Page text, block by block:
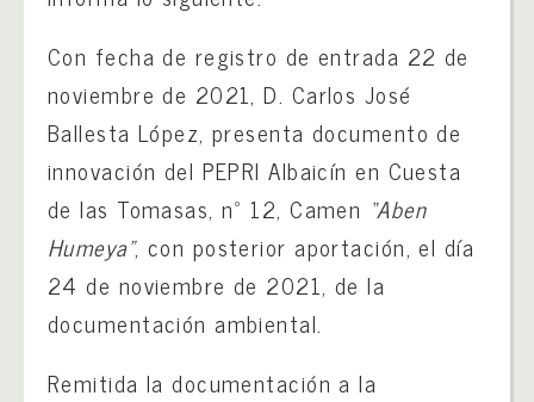
Con fecha de registro de entrada 22 de
noviembre de 2021, D. Carlos José
Ballesta López, presenta documento de
innovación del PEPRI Albaicín en Cuesta
de las Tomasas, nº 12, Camen “Aben
Humeya”, con posterior aportación, el día
24 de noviembre de 2021, de la
documentación ambiental.
Remitida la documentación a la